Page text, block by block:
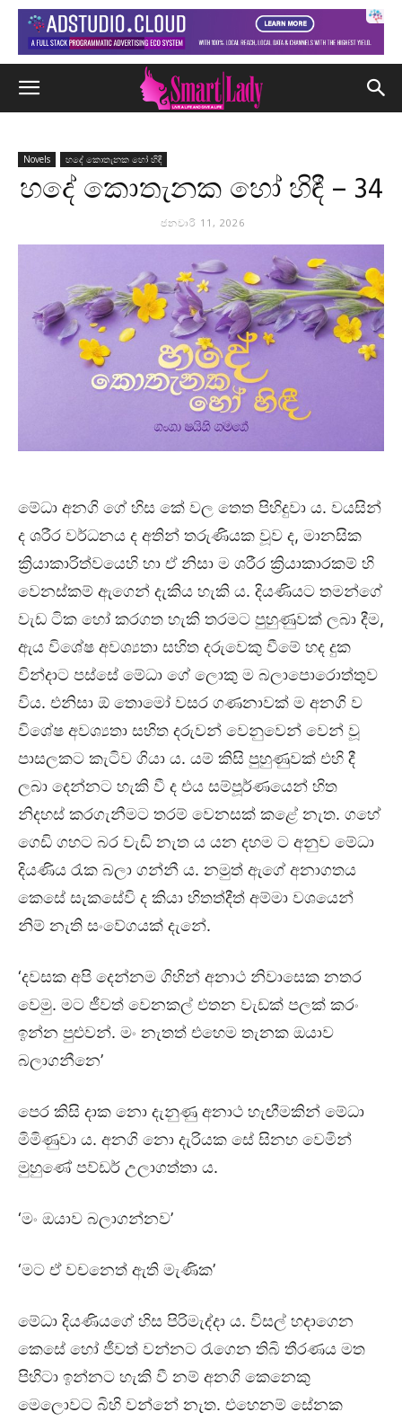
Novels හදේ කොතැනක හෝ හිඳී
හදේ කොතැනක හෝ හිඳී – 34
ජනවාරි 11, 2026
මේධා අනගි ගේ හිස කේ වල තෙත පිහිදුවා ය. වයසින්
ද ශරීර වර්ධනය ද අතින් තරුණියක වූව ද, මානසික
ක්‍රියාකාරිත්වයෙහි හා ඒ නිසා ම ශරීර ක්‍රියාකාරකම් හි
වෙනස්කම් ඇගෙන් දැකිය හැකි ය. දියණියට තමන්ගේ
වැඩ ටික හෝ කරගත හැකි තරමට පුහුණුවක් ලබා දීම,
ඇය විශේෂ අවශ්‍යතා සහිත දරුවෙකු වීමේ හද දුක
වින්දාට පස්සේ මේධා ගේ ලොකු ම බලාපොරොත්තුව
විය. එනිසා ඕ තොමෝ වසර ගණනාවක් ම අනගි ව
විශේෂ අවශ්‍යතා සහිත දරුවන් වෙනුවෙන් වෙන් වූ
පාසලකට කැටිව ගියා ය. යම් කිසි පුහුණුවක් එහි දී
ලබා දෙන්නට හැකි වී ද එය සම්පූර්ණයෙන් හිත
නිදහස් කරගැනීමට තරම් වෙනසක් කළේ නැත. ගහේ
ගෙඩි ගහට බර වැඩි නැත ය යන දහම ට අනුව මේධා
දියණිය රැක බලා ගන්නී ය. නමුත් ඇගේ අනාගතය
කෙසේ සැකසේවි ද කියා හිතත්දීත් අම්මා වශයෙන්
නිම් නැති සංවේගයක් දැනේ.
‘දවසක අපි දෙන්නම ගිහින් අනාථ නිවාසෙක නතර
වෙමු. මට ජීවත් වෙනකල් එතන වැඩක් පලක් කරං
ඉන්න පුළුවන්. මං නැතත් එහෙම තැනක ඔයාව
බලාගනීනෙ’
පෙර කිසි දාක නො දැනුණු අනාථ හැඟීමකින් මේධා
මිමිණුවා ය. අනගි නො දැරියක සේ සිනහ වෙමින්
මුහුණේ පව්ඩර් උලාගත්තා ය.
‘මං ඔයාව බලාගන්නව’
‘මට ඒ වචනෙත් ඇති මැණික’
මේධා දියණියගේ හිස පිරිමැද්දා ය. විසල් හදාගෙන
කෙසේ හෝ ජීවත් වන්නට රැගෙන තිබි තීරණය මත
පිහිටා ඉන්නට හැකි වී නම් අනගි කෙනෙකු
මෙලොවට බිහි වන්නේ නැත. එහෙනම් සේනක